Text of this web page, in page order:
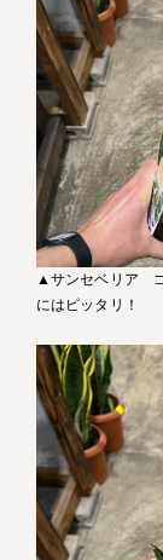
▲サンセベリア
にはピッタリ！